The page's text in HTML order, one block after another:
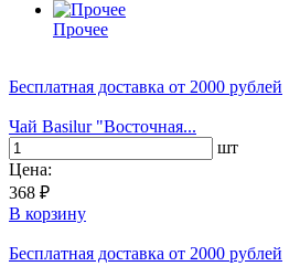
Прочее
Бесплатная доставка от 2000 рублей
Чай Basilur "Восточная...
шт
Цена:
368 ₽
В корзину
Бесплатная доставка от 2000 рублей